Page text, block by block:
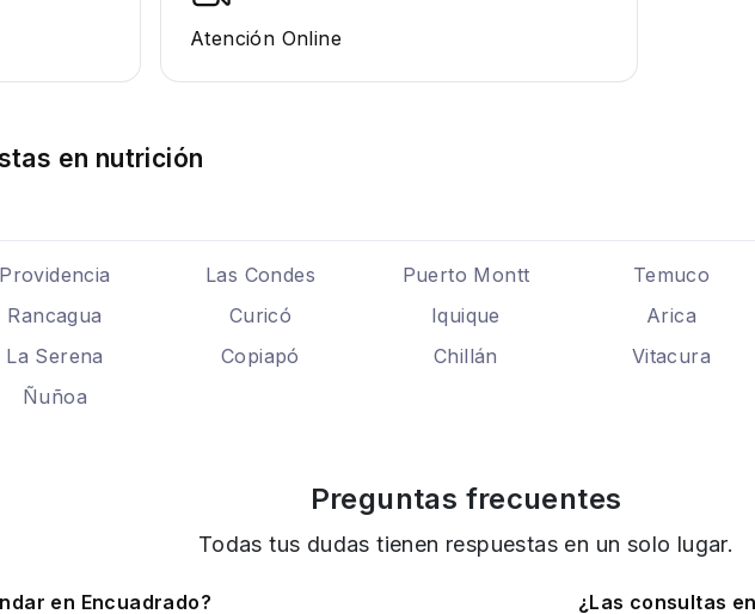
Atención Online
en nutrición
Providencia Las Condes Puerto Montt Temuco
Rancagua Curicó Iquique Arica
La Serena Copiapó Chillán Vitacura
Ñuñoa
Preguntas frecuentes
Todas tus dudas tienen respuestas en un solo lugar.
en Encuadrado?
¿Las consultas